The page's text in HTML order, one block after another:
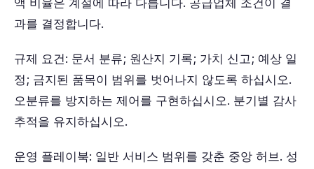
액 비율은 계절에 따라 다릅니다. 공급업체 조건이 결
과를 결정합니다.
규제 요건: 문서 분류; 원산지 기록; 가치 신고; 예상 일
정; 금지된 품목이 범위를 벗어나지 않도록 하십시오.
오분류를 방지하는 제어를 구현하십시오. 분기별 감사
추적을 유지하십시오.
운영 플레이북: 일반 서비스 범위를 갖춘 중앙 허브. 성